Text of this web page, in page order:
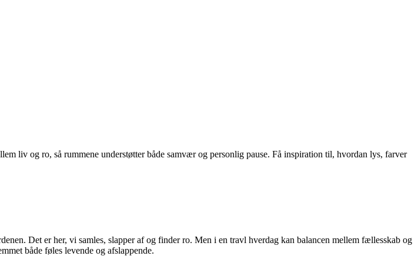
liv og ro, så rummene understøtter både samvær og personlig pause. Få inspiration til, hvordan lys, farver
Det er her, vi samles, slapper af og finder ro. Men i en travl hverdag kan balancen mellem fællesskab og
både føles levende og afslappende.